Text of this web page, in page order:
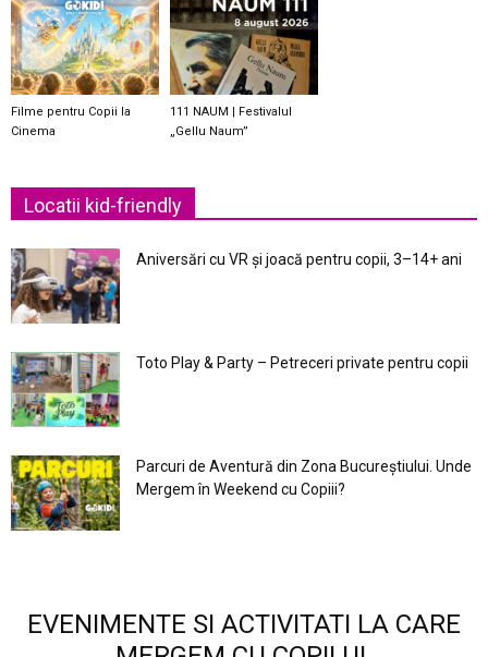
Filme pentru Copii la
Cinema
111 NAUM | Festivalul
„Gellu Naum”
Locatii kid-friendly
Aniversări cu VR și joacă pentru copii, 3–14+ ani
Toto Play & Party – Petreceri private pentru copii
Parcuri de Aventură din Zona Bucureştiului. Unde
Mergem în Weekend cu Copiii?
EVENIMENTE SI ACTIVITATI LA CARE